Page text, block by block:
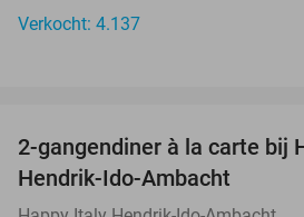
Verkocht: 4.137
2-gangendiner à la carte bij
Hendrik-Ido-Ambacht